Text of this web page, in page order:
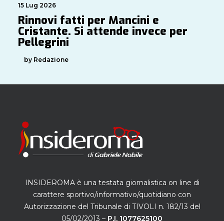
15 Lug 2026
Rinnovi fatti per Mancini e
Cristante. Si attende invece per
Pellegrini
by Redazione
INSIDEROMA è una testata giornalistica on line di
carattere sportivo/informativo/quotidiano con
Autorizzazione del Tribunale di TIVOLI n. 182/13 del
05/02/2013 – P.I. 1077625100